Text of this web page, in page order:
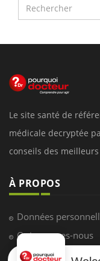
Le site santé de
médicale decryptée
conseils des
À PROPOS
Données
Qui sommes-nous
Conditions